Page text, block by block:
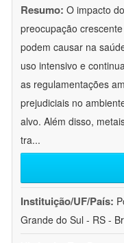
Resumo: O impacto
preocupação
podem causar na
uso intensivo e
as regulamentações
prejudiciais no
alvo. Além disso,
tra...
Instituição/UF/País:
Grande do Sul - RS -